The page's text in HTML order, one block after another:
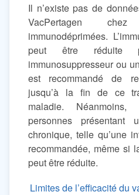
Il n’existe pas de
VacPertagen
immunodéprimées.
peut être réduite
immunosuppresseur ou
est recommandé de
jusqu’à la fin de ce
maladie.
personnes présentant
chronique, telle qu’une
recommandée, même si
peut être réduite.
Limites de l’efficacité du